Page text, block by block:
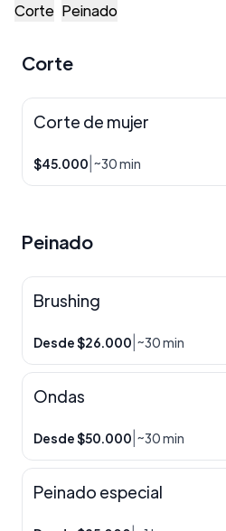
Corte Peinado
Corte
Corte de mujer
$45.000 ~30 min
Peinado
Brushing
Desde $26.000 ~30 min
Ondas
Desde $50.000 ~30 min
Peinado especial